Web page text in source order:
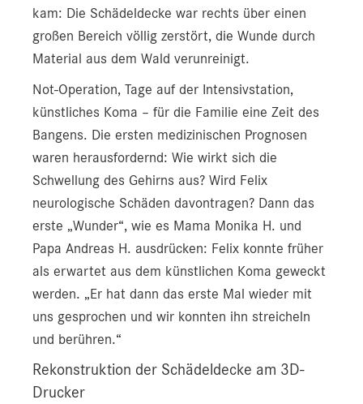
kam: Die Schädeldecke war rechts über einen
großen Bereich völlig zerstört, die Wunde durch
Material aus dem Wald verunreinigt.
Not-Operation, Tage auf der Intensivstation,
künstliches Koma – für die Familie eine Zeit des
Bangens. Die ersten medizinischen Prognosen
waren herausfordernd: Wie wirkt sich die
Schwellung des Gehirns aus? Wird Felix
neurologische Schäden davontragen? Dann das
erste „Wunder“, wie es Mama Monika H. und
Papa Andreas H. ausdrücken: Felix konnte früher
als erwartet aus dem künstlichen Koma geweckt
werden. „Er hat dann das erste Mal wieder mit
uns gesprochen und wir konnten ihn streicheln
und berühren.“
Rekonstruktion der Schädeldecke am 3D-
Drucker